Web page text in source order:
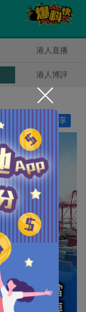
港人直播
港人博評
分享